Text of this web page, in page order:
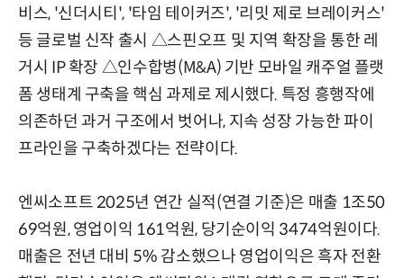
비스, '신더시티', '타임 테이커즈', '리밋 제로 브레이커스'
등 글로벌 신작 출시 △스핀오프 및 지역 확장을 통한 레
거시 IP 확장 △인수합병(M&A) 기반 모바일 캐주얼 플랫
폼 생태계 구축을 핵심 과제로 제시했다. 특정 흥행작에
의존하던 과거 구조에서 벗어나, 지속 성장 가능한 파이
프라인을 구축하겠다는 전략이다.
엔씨소프트 2025년 연간 실적(연결 기준)은 매출 1조50
69억원, 영업이익 161억원, 당기순이익 3474억원이다.
매출은 전년 대비 5% 감소했으나 영업이익은 흑자 전환